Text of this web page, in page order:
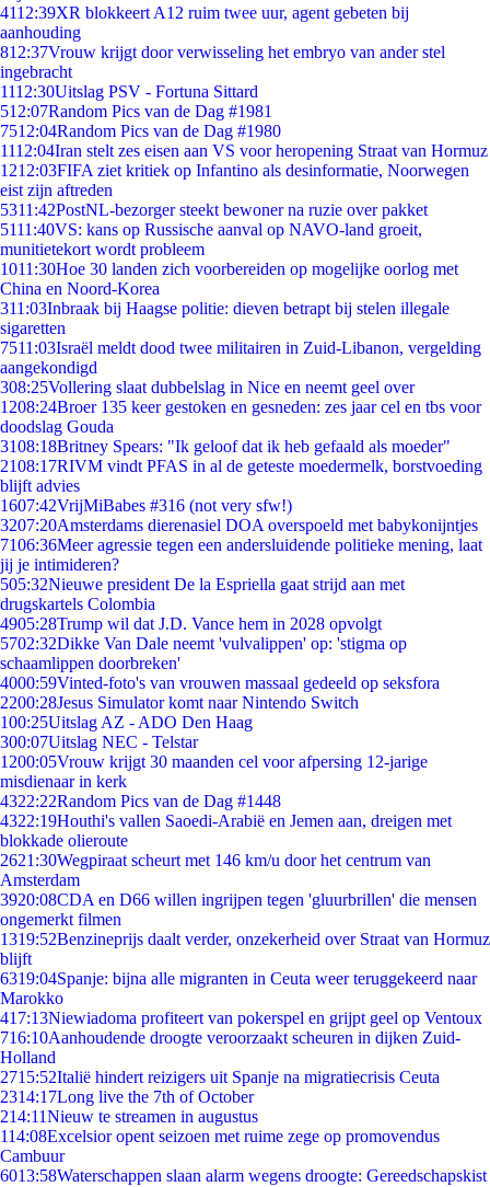
4112:39XR blokkeert A12 ruim twee uur, agent gebeten bij
aanhouding
812:37Vrouw krijgt door verwisseling het embryo van ander stel
ingebracht
1112:30Uitslag PSV - Fortuna Sittard
512:07Random Pics van de Dag #1981
7512:04Random Pics van de Dag #1980
1112:04Iran stelt zes eisen aan VS voor heropening Straat van Hormuz
1212:03FIFA ziet kritiek op Infantino als desinformatie, Noorwegen
eist zijn aftreden
5311:42PostNL-bezorger steekt bewoner na ruzie over pakket
5111:40VS: kans op Russische aanval op NAVO-land groeit,
munitietekort wordt probleem
1011:30Hoe 30 landen zich voorbereiden op mogelijke oorlog met
China en Noord-Korea
311:03Inbraak bij Haagse politie: dieven betrapt bij stelen illegale
sigaretten
7511:03Israël meldt dood twee militairen in Zuid-Libanon, vergelding
aangekondigd
308:25Vollering slaat dubbelslag in Nice en neemt geel over
1208:24Broer 135 keer gestoken en gesneden: zes jaar cel en tbs voor
doodslag Gouda
3108:18Britney Spears: "Ik geloof dat ik heb gefaald als moeder"
2108:17RIVM vindt PFAS in al de geteste moedermelk, borstvoeding
blijft advies
1607:42VrijMiBabes #316 (not very sfw!)
3207:20Amsterdams dierenasiel DOA overspoeld met babykonijntjes
7106:36Meer agressie tegen een andersluidende politieke mening, laat
jij je intimideren?
505:32Nieuwe president De la Espriella gaat strijd aan met
drugskartels Colombia
4905:28Trump wil dat J.D. Vance hem in 2028 opvolgt
5702:32Dikke Van Dale neemt 'vulvalippen' op: 'stigma op
schaamlippen doorbreken'
4000:59Vinted-foto's van vrouwen massaal gedeeld op seksfora
2200:28Jesus Simulator komt naar Nintendo Switch
100:25Uitslag AZ - ADO Den Haag
300:07Uitslag NEC - Telstar
1200:05Vrouw krijgt 30 maanden cel voor afpersing 12-jarige
misdienaar in kerk
4322:22Random Pics van de Dag #1448
4322:19Houthi's vallen Saoedi-Arabië en Jemen aan, dreigen met
blokkade olieroute
2621:30Wegpiraat scheurt met 146 km/u door het centrum van
Amsterdam
3920:08CDA en D66 willen ingrijpen tegen 'gluurbrillen' die mensen
ongemerkt filmen
1319:52Benzineprijs daalt verder, onzekerheid over Straat van Hormuz
blijft
6319:04Spanje: bijna alle migranten in Ceuta weer teruggekeerd naar
Marokko
417:13Niewiadoma profiteert van pokerspel en grijpt geel op Ventoux
716:10Aanhoudende droogte veroorzaakt scheuren in dijken Zuid-
Holland
2715:52Italië hindert reizigers uit Spanje na migratiecrisis Ceuta
2314:17Long live the 7th of October
214:11Nieuw te streamen in augustus
114:08Excelsior opent seizoen met ruime zege op promovendus
Cambuur
6013:58Waterschappen slaan alarm wegens droogte: Gereedschapskist